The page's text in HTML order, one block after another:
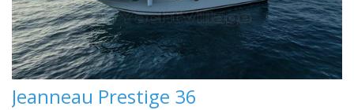
Jeanneau Prestige 36